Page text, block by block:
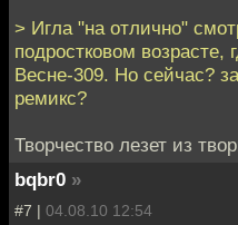
> Игла "на отлично"
подростковом возрасте,
Весне-309. Но сейчас?
ремикс?
Творчество лезет из
bqbr0 »
#7 | 04.08.10 12:54